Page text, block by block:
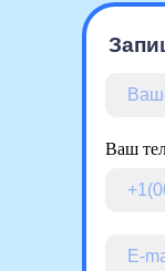
Ваш